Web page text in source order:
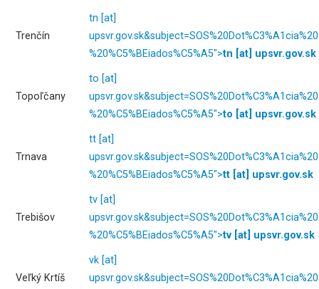
Trenčín
tn [at]
upsvr.gov.sk
%20%C5%BEiados%C5%A5">tn [at] upsvr.gov.sk
Topoľčany
to [at]
upsvr.gov.sk
%20%C5%BEiados%C5%A5">to [at] upsvr.gov.sk
Trnava
tt [at]
upsvr.gov.sk
%20%C5%BEiados%C5%A5">tt [at] upsvr.gov.sk
Trebišov
tv [at]
upsvr.gov.sk
%20%C5%BEiados%C5%A5">tv [at] upsvr.gov.sk
Veľký Krtíš
vk [at]
upsvr.gov.sk